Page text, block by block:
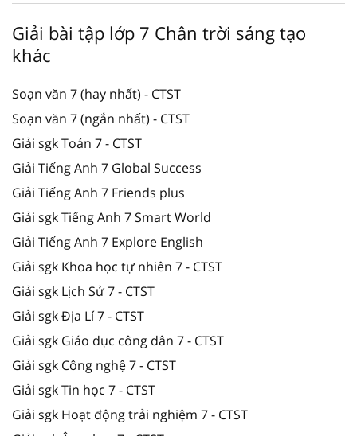
Giải bài tập lớp 7 Chân trời sáng tạo
khác
Soạn văn 7 (hay nhất) - CTST
Soạn văn 7 (ngắn nhất) - CTST
Giải sgk Toán 7 - CTST
Giải Tiếng Anh 7 Global Success
Giải Tiếng Anh 7 Friends plus
Giải sgk Tiếng Anh 7 Smart World
Giải Tiếng Anh 7 Explore English
Giải sgk Khoa học tự nhiên 7 - CTST
Giải sgk Lịch Sử 7 - CTST
Giải sgk Địa Lí 7 - CTST
Giải sgk Giáo dục công dân 7 - CTST
Giải sgk Công nghệ 7 - CTST
Giải sgk Tin học 7 - CTST
Giải sgk Hoạt động trải nghiệm 7 - CTST